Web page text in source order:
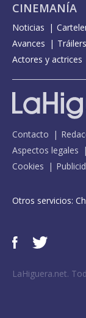
CINEMANÍA
Noticias
Avances
Tráilers
Actores y actrices
Contacto
Aspectos legales
Cookies
Otros servicios:
LaHiguera.net.